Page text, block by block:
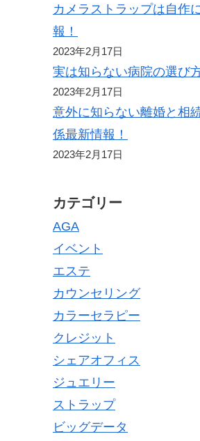
カメラストラップは自作
報！
2023年2月17日
実は知らない病院の選び
2023年2月17日
意外に知らない離婚と相
係最新情報！
2023年2月17日
カテゴリー
AGA
イベント
エステ
カウンセリング
カラーセラピー
クレジット
シェアオフィス
ジュエリー
ストラップ
ビッグデータ